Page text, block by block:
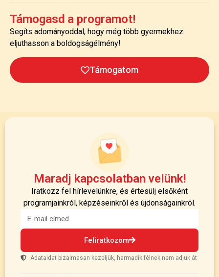
Támogasd a programot!
Segíts adományoddal, hogy még több gyermekhez
eljuthasson a boldogságélmény!
Támogatom
Maradj kapcsolatban velünk!
Iratkozz fel hírlevelünkre, és értesülj elsőként
programjainkról, képzéseinkről és újdonságainkról.
Feliratkozom
Adataidat bizalmasan kezeljük, harmadik félnek nem adjuk át